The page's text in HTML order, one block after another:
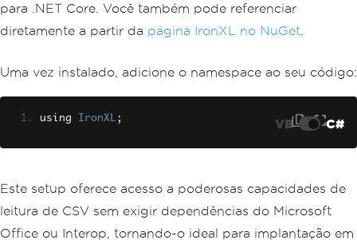
para .NET Core. Você também pode referenciar
diretamente a partir da página IronXL no NuGet
Uma vez instalado, adicione o namespace ao seu código:
using IronXL ; VB C#
Este setup oferece acesso a poderosas capacidades de
leitura de CSV sem exigir dependências do Microsoft
Office ou Interop, tornando-o ideal para implantação em